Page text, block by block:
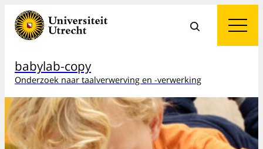
babylab-copy
Onderzoek naar taalverwerving en -verwerking